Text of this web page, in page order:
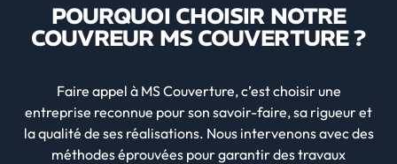
POURQUOI CHOISIR NOTRE
COUVREUR MS COUVERTURE ?
Faire appel à MS Couverture, c’est choisir une
entreprise reconnue pour son savoir-faire, sa rigueur et
la qualité de ses réalisations. Nous intervenons avec des
méthodes éprouvées pour garantir des travaux